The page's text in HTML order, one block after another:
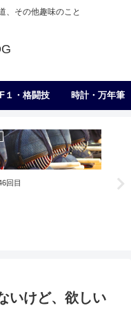
、その他趣味のこと
F１・格闘技 時計・万年筆
回目
いけど、欲しい